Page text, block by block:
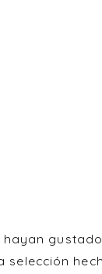
hayan
selección